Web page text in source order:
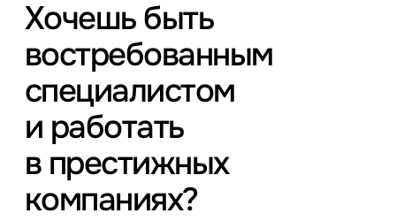
Хочешь быть
востребованным
специалистом
и работать
в престижных
компаниях?